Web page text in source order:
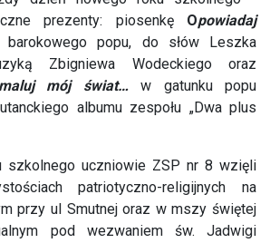
prezenty: piosenkę Opowiadaj
popu, do słów Leszka
Zbigniewa Wodeckiego oraz
mój świat…w gatunku popu
albumu zespołu „Dwa plus
szkolnego uczniowie ZSP nr 8 wzięli
patriotyczno-religijnych na
przy ul Smutnej oraz w mszy świętej
pod wezwaniem św. Jadwigi